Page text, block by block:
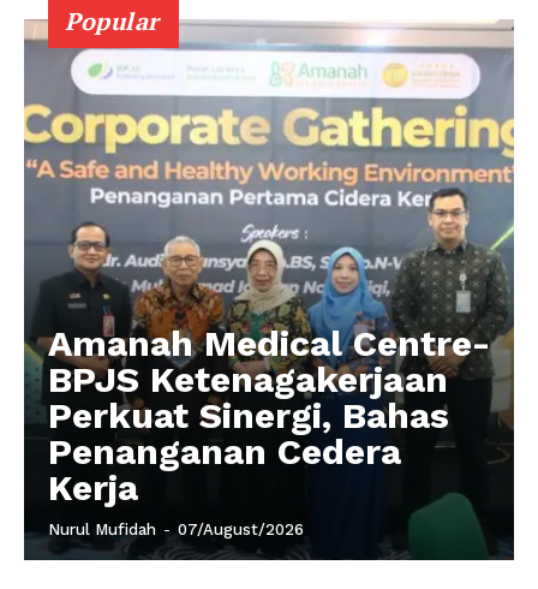
Popular
Amanah Medical Centre-
BPJS Ketenagakerjaan
Perkuat Sinergi, Bahas
Penanganan Cedera
Kerja
Nurul Mufidah - 07/August/2026